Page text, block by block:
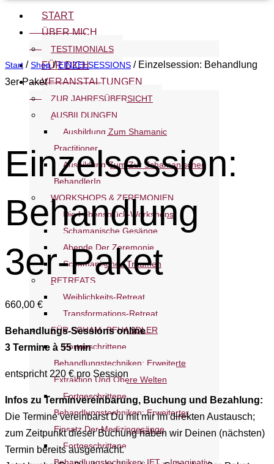
START
ÜBER MICH
TESTIMONIALS
FÜR DICH
VERANSTALTUNGEN
ZUR JAHRESÜBERSICHT
AUSBILDUNGEN
Ausbildung Zum Shamanic
Practitioner
Ausbildung Zum/zur Schamanischen
BehandlerIn
WORKSHOPS & ZEREMONIEN
Die Lebensglück-Workshops
Schamanische Gesänge
Abende Der Zeremonie
Schamanisches Träumen
RETREATS
Weiblichkeits-Retreat
Transformations-Retreat
FÜR SCHAM. BEHANDLER
Fortgeschrittene
Behandlungstechniken: Erweiterte
Extraktion Und Obere Welten
Fortgeschrittene
Behandlungstechniken: Erweiterter
Einsatz Der Medizingesänge
Fortgeschrittene
Start /Shop/EINZELSESSIONS / Einzelsession: Behandlung
3er-Paket
Einzelsession:
Behandlung
3er-Paket
660,00 €
Behandlungs-Sessions online
3 Termine à 55 min
entspricht 220 € pro Session
Infos zu Terminvereinbarung, Buchung und Bezahlung:
Die Termine vereinbarst Du mit mir im direkten Austausch;
zum Zeitpunkt dieser Buchung haben wir Deinen (nächsten)
Termin bereits ausgemacht.